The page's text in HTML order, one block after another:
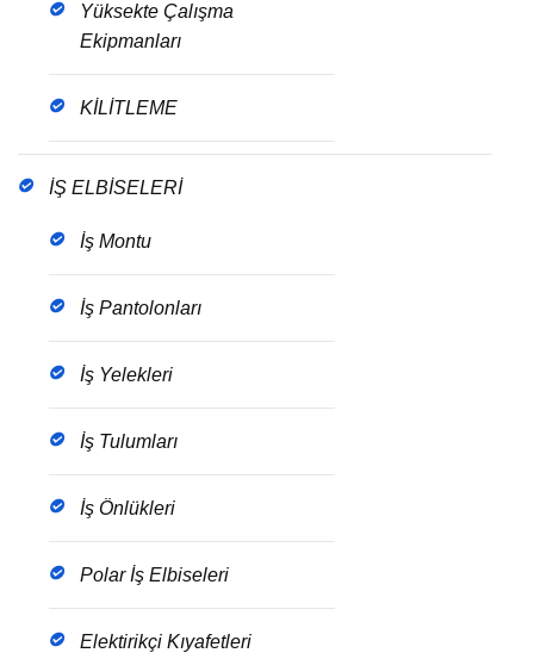
Yüksekte Çalışma
Ekipmanları
KİLİTLEME
İŞ ELBİSELERİ
İş Montu
İş Pantolonları
İş Yelekleri
İş Tulumları
İş Önlükleri
Polar İş Elbiseleri
Elektirikçi Kıyafetleri